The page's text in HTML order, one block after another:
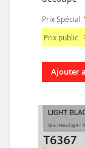
Prix Spécial
Prix public
Ajouter